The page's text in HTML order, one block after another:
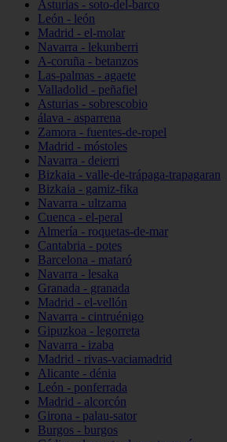
Asturias - soto-del-barco
León - león
Madrid - el-molar
Navarra - lekunberri
A-coruña - betanzos
Las-palmas - agaete
Valladolid - peñafiel
Asturias - sobrescobio
álava - asparrena
Zamora - fuentes-de-ropel
Madrid - móstoles
Navarra - deierri
Bizkaia - valle-de-trápaga-trapagaran
Bizkaia - gamiz-fika
Navarra - ultzama
Cuenca - el-peral
Almería - roquetas-de-mar
Cantabria - potes
Barcelona - mataró
Navarra - lesaka
Granada - granada
Madrid - el-vellón
Navarra - cintruénigo
Gipuzkoa - legorreta
Navarra - izaba
Madrid - rivas-vaciamadrid
Alicante - dénia
León - ponferrada
Madrid - alcorcón
Girona - palau-sator
Burgos - burgos